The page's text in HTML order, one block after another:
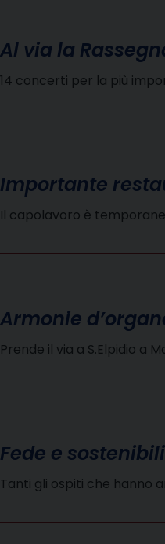
Al via la
14 concerti per la più
Importante
Il capolavoro è
Armonie
Prende il via a S.Elpidio a
Fede e
Tanti gli ospiti che hanno